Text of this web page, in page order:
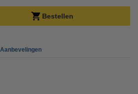
Bestellen
Aanbevelingen